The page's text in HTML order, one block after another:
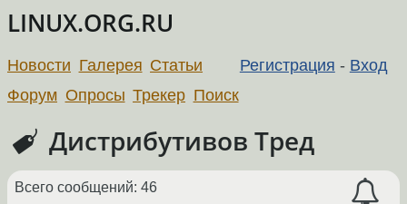
LINUX.ORG.RU
Регистрация - Вход
Новости Галерея Статьи
Форум Опросы Трекер Поиск
Дистрибутивов Тред
Всего сообщений: 46